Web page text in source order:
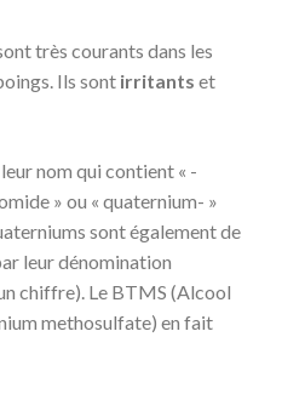
très courants dans les
Ils sont irritants et
nom qui contient « -
» ou « quaternium- »
sont également de
leur dénomination
chiffre). Le BTMS (Alcool
methosulfate) en fait